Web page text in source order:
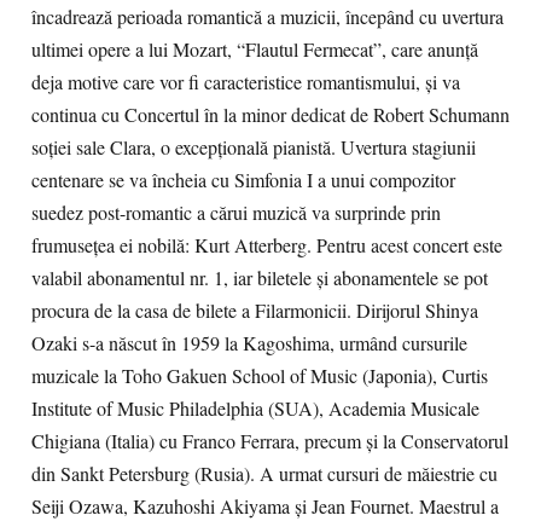
încadrează perioada romantică a muzicii, începând cu uvertura
ultimei opere a lui Mozart, “Flautul Fermecat”, care anunţă
deja motive care vor fi caracteristice romantismului, şi va
continua cu Concertul în la minor dedicat de Robert Schumann
soţiei sale Clara, o excepţională pianistă. Uvertura stagiunii
centenare se va încheia cu Simfonia I a unui compozitor
suedez post-romantic a cărui muzică va surprinde prin
frumuseţea ei nobilă: Kurt Atterberg. Pentru acest concert este
valabil abonamentul nr. 1, iar biletele şi abonamentele se pot
procura de la casa de bilete a Filarmonicii. Dirijorul Shinya
Ozaki s-a născut în 1959 la Kagoshima, urmând cursurile
muzicale la Toho Gakuen School of Music (Japonia), Curtis
Institute of Music Philadelphia (SUA), Academia Musicale
Chigiana (Italia) cu Franco Ferrara, precum şi la Conservatorul
din Sankt Petersburg (Rusia). A urmat cursuri de măiestrie cu
Seiji Ozawa, Kazuhoshi Akiyama şi Jean Fournet. Maestrul a